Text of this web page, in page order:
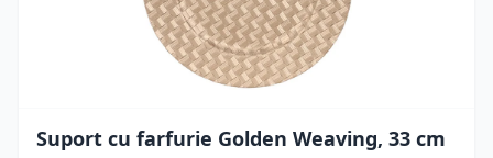
Suport cu farfurie Golden Weaving, 33 cm